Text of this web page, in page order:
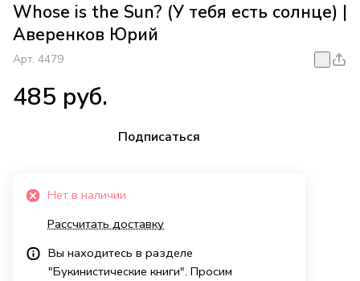
Whose is the Sun? (У тебя есть солнце) |
Аверенков Юрий
Арт. 4479
485 руб.
Подписаться
Нет в наличии
Рассчитать доставку
Вы находитесь в разделе
"Букинистические книги". Просим